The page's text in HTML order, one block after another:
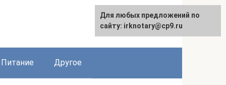
Питание Другое
Для любых предложений по
сайту: irknotary@cp9.ru